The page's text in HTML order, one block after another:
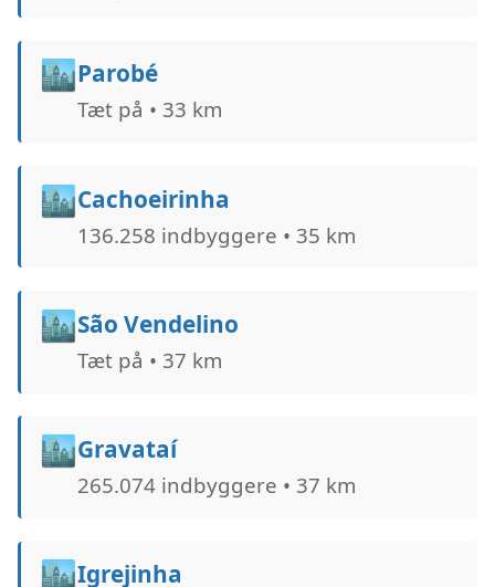
🏙️Parobé
Tæt på • 33 km
🏙️Cachoeirinha
136.258 indbyggere • 35 km
🏙️São Vendelino
Tæt på • 37 km
🏙️Gravataí
265.074 indbyggere • 37 km
🏙️Igrejinha